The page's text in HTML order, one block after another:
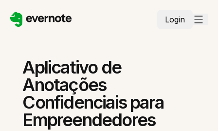
Login
Aplicativo de
Anotações
Confidenciais para
Empreendedores